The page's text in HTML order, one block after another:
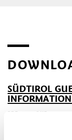
SÜDTIROL
PDF - 433,48 KB